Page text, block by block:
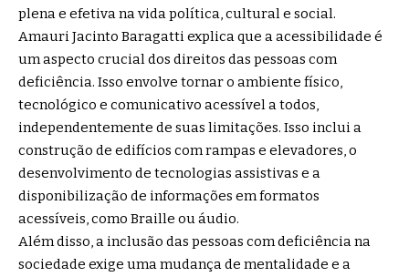
plena e efetiva na vida política, cultural e social.
Amauri Jacinto Baragatti explica que a acessibilidade é
um aspecto crucial dos direitos das pessoas com
deficiência. Isso envolve tornar o ambiente físico,
tecnológico e comunicativo acessível a todos,
independentemente de suas limitações. Isso inclui a
construção de edifícios com rampas e elevadores, o
desenvolvimento de tecnologias assistivas e a
disponibilização de informações em formatos
acessíveis, como Braille ou áudio.
Além disso, a inclusão das pessoas com deficiência na
sociedade exige uma mudança de mentalidade e a